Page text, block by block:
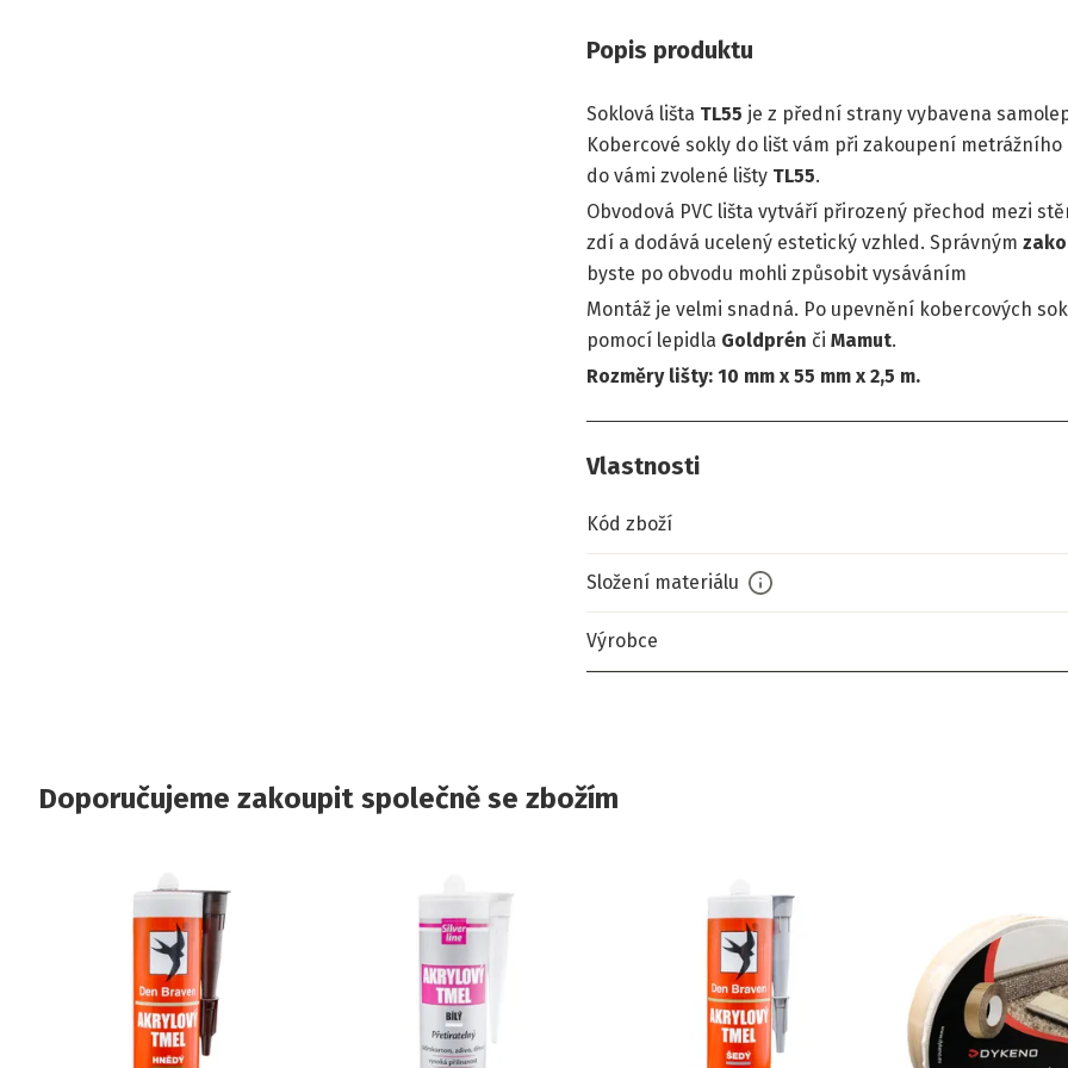
Popis produktu
Soklová lišta TL55 je z přední strany vybavena
Kobercové sokly do lišt vám při zakoupení
do vámi zvolené lišty TL55.
Obvodová PVC lišta vytváří přirozený přechod mezi
zdí a dodává ucelený estetický vzhled. Správným
byste po obvodu mohli způsobit vysáváním
Montáž je velmi snadná. Po upevnění kobercových
pomocí lepidla Goldprén či Mamut.
Rozměry lišty: 10 mm x 55 mm x 2,5 m.
Vlastnosti
Kód zboží
Složení materiálu
Výrobce
Doporučujeme zakoupit společně se zbožím